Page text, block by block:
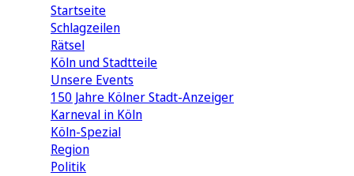
Startseite
Schlagzeilen
Rätsel
Köln und Stadtteile
Unsere Events
150 Jahre Kölner Stadt-Anzeiger
Karneval in Köln
Köln-Spezial
Region
Politik